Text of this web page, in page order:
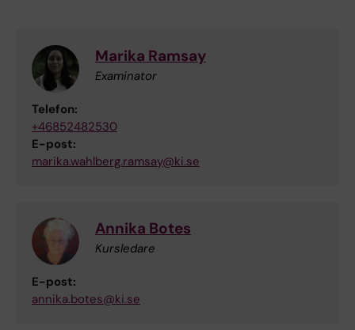
Marika Ramsay
Examinator
Telefon:
+46852482530
E-post:
marika.wahlberg.ramsay@ki.se
Annika Botes
Kursledare
E-post:
annika.botes@ki.se